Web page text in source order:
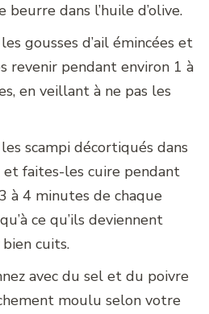
beurre dans l’huile d’olive.
gousses d’ail émincées et
revenir pendant environ 1 à
en veillant à ne pas les
scampi décortiqués dans
et faites-les cuire pendant
à 4 minutes de chaque
ce qu’ils deviennent
cuits.
avec du sel et du poivre
moulu selon votre